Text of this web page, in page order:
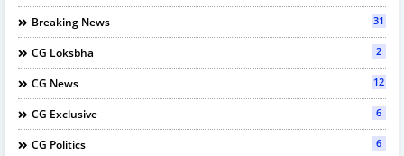
Breaking News 31
CG Loksbha 2
CG News 12
CG Exclusive 6
CG Politics 6